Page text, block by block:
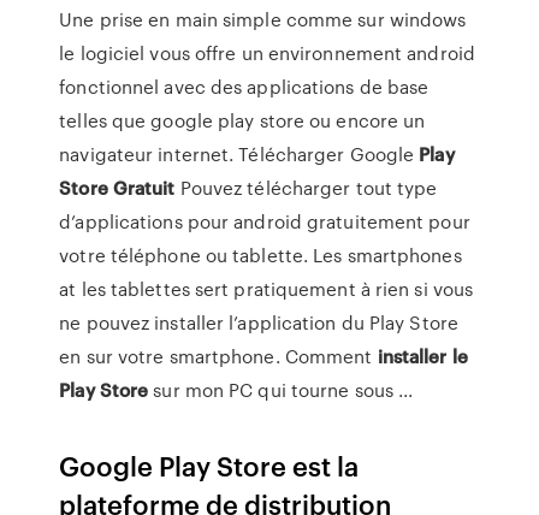
Une prise en main simple comme sur windows
le logiciel vous offre un environnement android
fonctionnel avec des applications de base
telles que google play store ou encore un
navigateur internet. Télécharger Google Play
Store Gratuit Pouvez télécharger tout type
d’applications pour android gratuitement pour
votre téléphone ou tablette. Les smartphones
at les tablettes sert pratiquement à rien si vous
ne pouvez installer l’application du Play Store
en sur votre smartphone. Comment installer le
Play Storesur mon PC qui tourne sous ...
Google Play Store est la
plateforme de distribution